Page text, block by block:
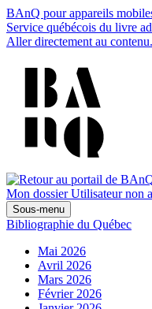
BAnQ pour appareils
Service québécois du livre
Aller directement au contenu.
Mon dossier Utilisateur non
Sous-menu
Bibliographie du Québec
Mai 2026
Avril 2026
Mars 2026
Février 2026